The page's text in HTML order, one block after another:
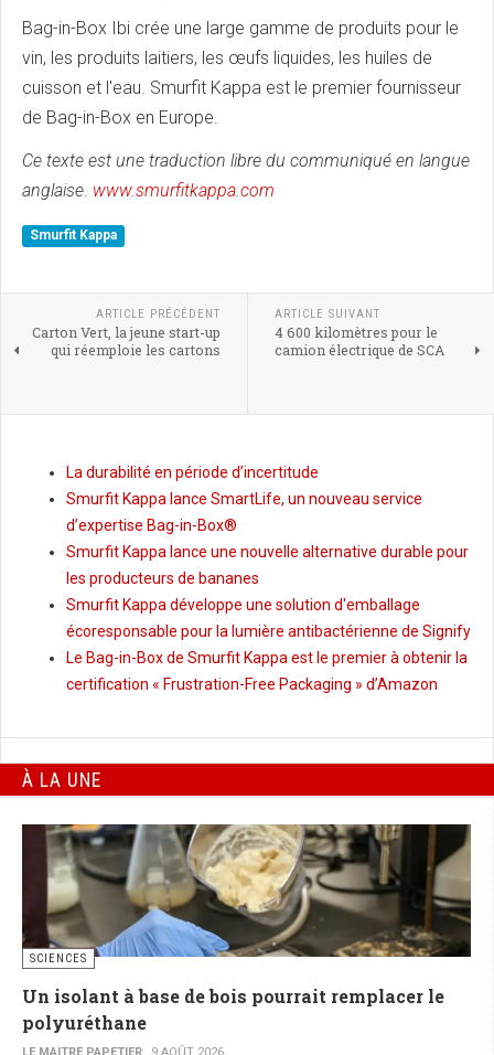
Bag-in-Box Ibi crée une large gamme de produits pour le
vin, les produits laitiers, les œufs liquides, les huiles de
cuisson et l'eau. Smurfit Kappa est le premier fournisseur
de Bag-in-Box en Europe.
Ce texte est une traduction libre du communiqué en langue
anglaise. www.smurfitkappa.com
Smurfit Kappa
ARTICLE PRÉCÉDENT
Carton Vert, la jeune start-up
qui réemploie les cartons
ARTICLE SUIVANT
4 600 kilomètres pour le
camion électrique de SCA
La durabilité en période d’incertitude
Smurfit Kappa lance SmartLife, un nouveau service
d’expertise Bag-in-Box®
Smurfit Kappa lance une nouvelle alternative durable pour
les producteurs de bananes
Smurfit Kappa développe une solution d'emballage
écoresponsable pour la lumière antibactérienne de Signify
Le Bag-in-Box de Smurfit Kappa est le premier à obtenir la
certification « Frustration-Free Packaging » d’Amazon
À LA UNE
SCIENCES
Un isolant à base de bois pourrait remplacer le
polyuréthane